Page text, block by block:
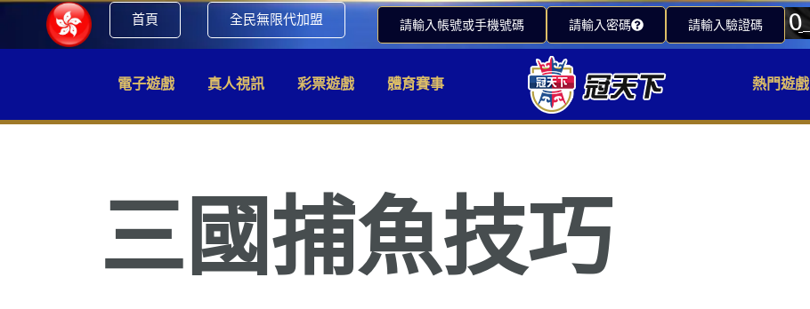
首頁 全民無限代加盟 請輸入帳號或手機號碼 請輸入密碼 請輸入驗證碼
電子遊戲 真人視訊 彩票遊戲 體育賽事 熱門遊戲
三國捕魚技巧